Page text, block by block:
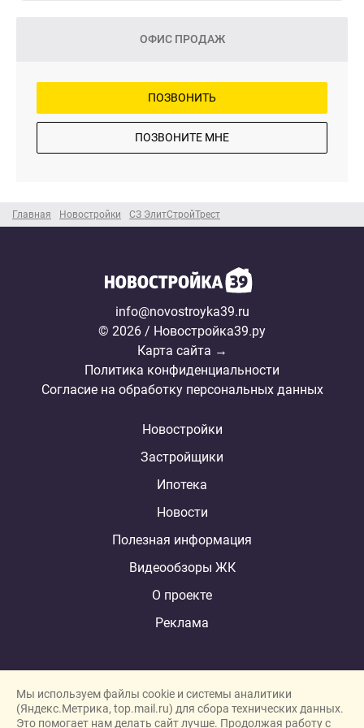
Главная Новостройки СЗ ЭлитСтройТрест
ОФИС ПРОДАЖ
ПОЗВОНИТЬ
ПОЗВОНИТЕ МНЕ
info@novostroyka39.ru
© 2026 / Новостройка39.ру
Карта сайта →
Политика конфиденциальности
Согласие на обработку персональных данных
Новостройки
Застройщики
Ипотека
Новости
Полезная информация
Видеообзоры ЖК
О проекте
Реклама
Мы используем файлы cookie и системы аналитики
(Яндекс.Метрика, top.mail.ru) для сбора технических данных.
Это помогает нам делать сайт лучше. Продолжая работу с